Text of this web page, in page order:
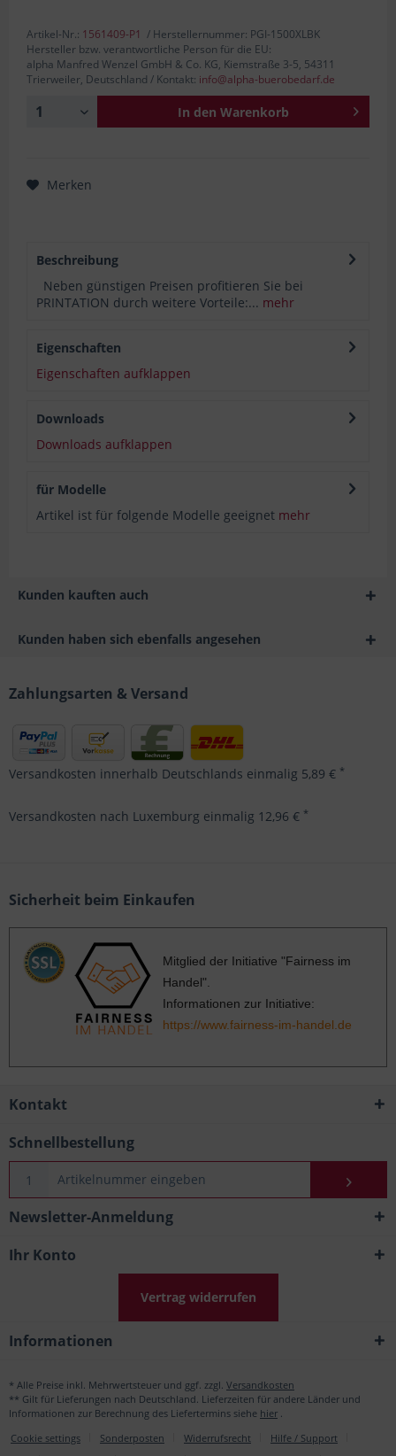
Artikel-Nr.: 1561409-P1 / Herstellernummer: PGI-1500XLBK
Hersteller bzw. verantwortliche Person für die EU:
alpha Manfred Wenzel GmbH & Co. KG, Kiemstraße 3-5, 54311
Trierweiler, Deutschland / Kontakt: info@alpha-buerobedarf.de
In den Warenkorb
Merken
Beschreibung
Neben günstigen Preisen profitieren Sie bei
PRINTATION durch weitere Vorteile:... mehr
Eigenschaften
Eigenschaften aufklappen
Downloads
Downloads aufklappen
für Modelle
Artikel ist für folgende Modelle geeignet mehr
Kunden kauften auch
Kunden haben sich ebenfalls angesehen
Zahlungsarten & Versand
Versandkosten innerhalb Deutschlands einmalig 5,89 € *
Versandkosten nach Luxemburg einmalig 12,96 € *
Sicherheit beim Einkaufen
Mitglied der Initiative "Fairness im
Handel".
Informationen zur Initiative:
https://www.fairness-im-handel.de
Kontakt
Schnellbestellung
Newsletter-Anmeldung
Ihr Konto
Vertrag widerrufen
Informationen
* Alle Preise inkl. Mehrwertsteuer und ggf. zzgl. Versandkosten
** Gilt für Lieferungen nach Deutschland. Lieferzeiten für andere Länder und
Informationen zur Berechnung des Liefertermins siehe hier
Cookie settings
Sonderposten Widerrufsrecht
Hilfe / Support